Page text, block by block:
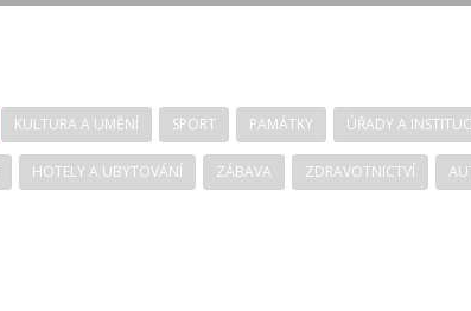
KULTURA A UMĚNÍ SPORT PAMÁTKY ÚŘADY A
HOTELY A UBYTOVÁNÍ ZÁBAVA ZDRAVOTNICTVÍ